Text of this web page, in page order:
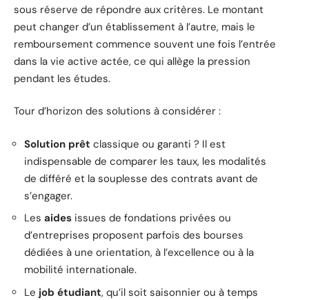
sous réserve de répondre aux critères. Le montant
peut changer d’un établissement à l’autre, mais le
remboursement commence souvent une fois l’entrée
dans la vie active actée, ce qui allège la pression
pendant les études.
Tour d’horizon des solutions à considérer :
Solution prêt classique ou garanti ? Il est
indispensable de comparer les taux, les modalités
de différé et la souplesse des contrats avant de
s’engager.
Les aides issues de fondations privées ou
d’entreprises proposent parfois des bourses
dédiées à une orientation, à l’excellence ou à la
mobilité internationale.
Le job étudiant, qu’il soit saisonnier ou à temps